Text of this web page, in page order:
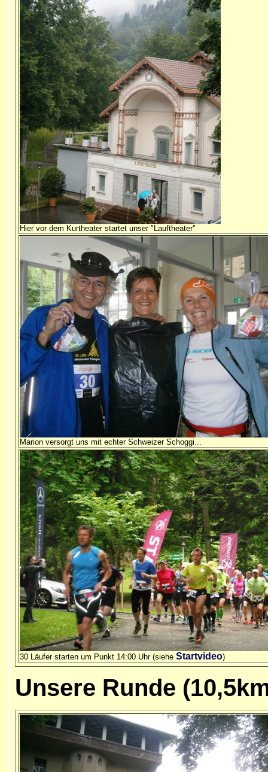
Hier vor dem Kurtheater startet unser "Lauftheater"
Marion versorgt uns mit echter Schweizer Schoggi...
30 Läufer starten um Punkt 14:00 Uhr (siehe Startvideo)
Unsere Runde